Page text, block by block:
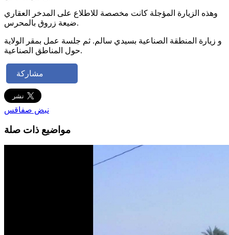
وهذه الزيارة المؤجلة كانت مخصصة للاطلاع على المدخر العقاري
ضيعة زروق بالمحرس.
و زيارة المنطقة الصناعية بسيدي سالم. ثم جلسة عمل بمقر الولاية
حول المناطق الصناعية.
مشاركة
نبض صفاقس
مواضيع ذات صلة